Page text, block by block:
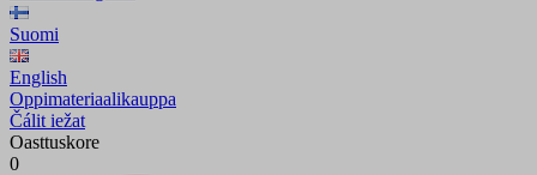
Suomi
English
Oppimateriaalikauppa
Čálit iežat
Oasttuskore
0